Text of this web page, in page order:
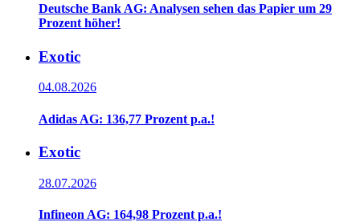
Deutsche Bank AG: Analysen sehen das Papier um 29
Prozent höher!
Exotic
04.08.2026
Adidas AG: 136,77 Prozent p.a.!
Exotic
28.07.2026
Infineon AG: 164,98 Prozent p.a.!